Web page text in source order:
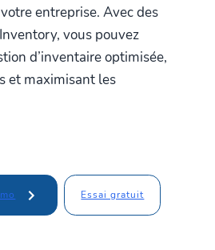
entreprise. Avec des
vous pouvez
d’inventaire optimisée,
et maximisant les
Essai gratuit